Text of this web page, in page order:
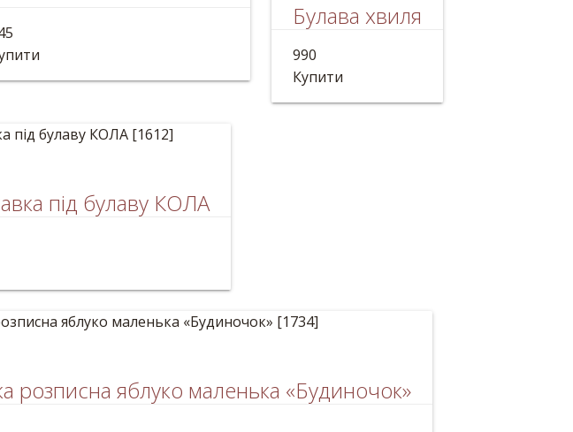
13см
Булава хвиля
Дерев'яна Булава
Довжина:48 см
990
Купити
під булаву КОЛА
дерев'яна під булаву
розписна яблуко маленька «Будиночок»
Дошка обробна ручної роботи.